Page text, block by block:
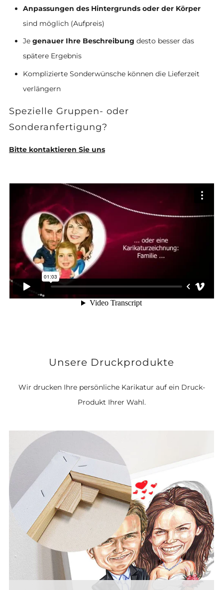
Anpassungen des Hintergrunds oder der Körper
sind möglich (Aufpreis)
Je genauer Ihre Beschreibung desto besser das
spätere Ergebnis
Komplizierte Sonderwünsche können die Lieferzeit
verlängern
Spezielle Gruppen- oder
Sonderanfertigung?
Bitte kontaktieren Sie uns
Unsere Druckprodukte
Wir drucken Ihre persönliche Karikatur auf ein Druck-
Produkt Ihrer Wahl.